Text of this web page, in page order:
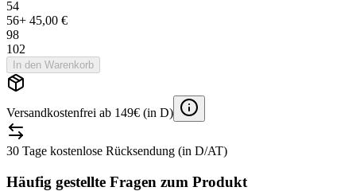
54
56+ 45,00 €
98
102
In den Warenkorb
Versandkostenfrei ab 149€ (in D)
30 Tage kostenlose Rücksendung (in D/AT)
Häufig gestellte Fragen zum Produkt